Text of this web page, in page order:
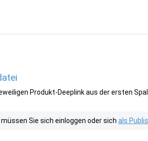
Produkt-Deeplink aus der ersten
Sie sich einloggen oder sich als